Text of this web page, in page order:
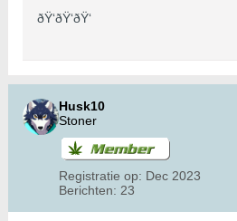
ðŸ‘ðŸ‘ðŸ‘
Husk10
Stoner
Registratie op: Dec 2023
Berichten: 23